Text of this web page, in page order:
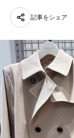
記事をシェア